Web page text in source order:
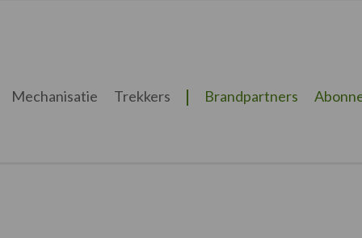
Mechanisatie Trekkers Brandpartners